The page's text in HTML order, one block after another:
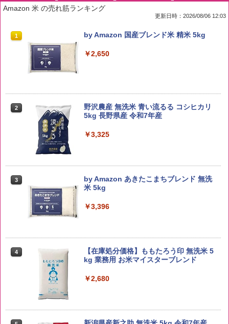
Amazon 米 の売れ筋ランキング
更新日時：2026/08/06 12:03
1 by Amazon 国産ブレンド米 精米 5kg
￥2,650
2
野沢農産 無洗米 青い流るる コシヒカリ
5kg 長野県産 令和7年産
￥3,325
3
by Amazon あきたこまちブレンド 無洗
米 5kg
￥3,396
4
【在庫処分価格】ももたろう印 無洗米 5
kg 業務用 お米マイスターブレンド
￥2,680